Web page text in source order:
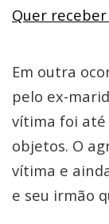
Quer
Em outra
pelo ex-
vítima foi até
objetos. O
vítima e
e seu irmão